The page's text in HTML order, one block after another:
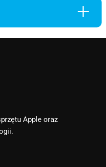
L
Apple oraz